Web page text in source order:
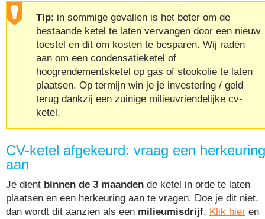
Tip: in sommige gevallen is het beter om de
bestaande ketel te laten vervangen door een nieuw
toestel en dit om kosten te besparen. Wij raden
aan om een condensatieketel of
hoogrendementsketel op gas of stookolie te laten
plaatsen. Op termijn win je je investering / geld
terug dankzij een zuinige milieuvriendelijke cv-
ketel.
CV-ketel afgekeurd: vraag een herkeuring
aan
Je dient binnen de 3 maanden de ketel in orde te laten
plaatsen en een herkeuring aan te vragen. Doe je dit niet,
dan wordt dit aanzien als een milieumisdrijf. Klik hier en